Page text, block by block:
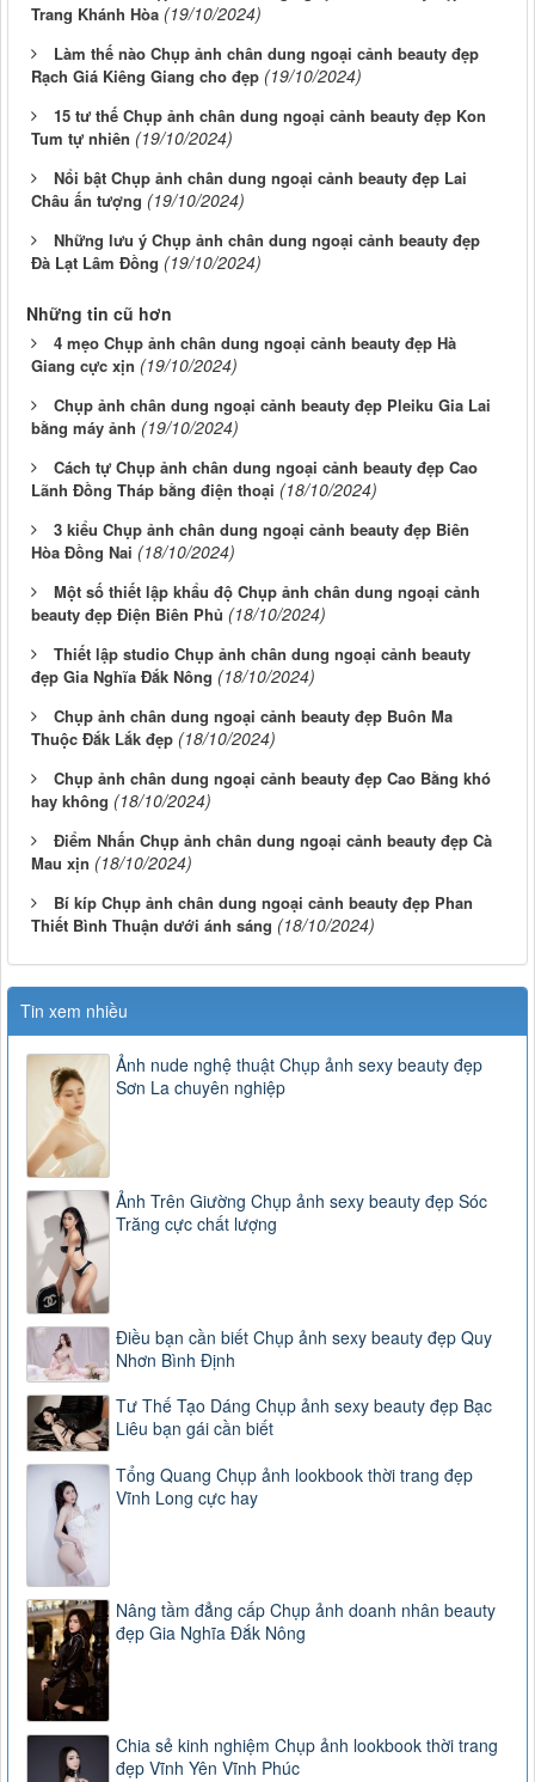
Trang Khánh Hòa (19/10/2024)
Làm thế nào Chụp ảnh chân dung ngoại cảnh beauty đẹp
Rạch Giá Kiêng Giang cho đẹp (19/10/2024)
15 tư thế Chụp ảnh chân dung ngoại cảnh beauty đẹp Kon
Tum tự nhiên (19/10/2024)
Nổi bật Chụp ảnh chân dung ngoại cảnh beauty đẹp Lai
Châu ấn tượng (19/10/2024)
Những lưu ý Chụp ảnh chân dung ngoại cảnh beauty đẹp
Đà Lạt Lâm Đồng (19/10/2024)
Những tin cũ hơn
4 mẹo Chụp ảnh chân dung ngoại cảnh beauty đẹp Hà
Giang cực xịn (19/10/2024)
Chụp ảnh chân dung ngoại cảnh beauty đẹp Pleiku Gia Lai
bằng máy ảnh (19/10/2024)
Cách tự Chụp ảnh chân dung ngoại cảnh beauty đẹp Cao
Lãnh Đồng Tháp bằng điện thoại (18/10/2024)
3 kiểu Chụp ảnh chân dung ngoại cảnh beauty đẹp Biên
Hòa Đồng Nai (18/10/2024)
Một số thiết lập khẩu độ Chụp ảnh chân dung ngoại cảnh
beauty đẹp Điện Biên Phủ (18/10/2024)
Thiết lập studio Chụp ảnh chân dung ngoại cảnh beauty
đẹp Gia Nghĩa Đắk Nông (18/10/2024)
Chụp ảnh chân dung ngoại cảnh beauty đẹp Buôn Ma
Thuộc Đắk Lắk đẹp (18/10/2024)
Chụp ảnh chân dung ngoại cảnh beauty đẹp Cao Bằng khó
hay không (18/10/2024)
Điểm Nhấn Chụp ảnh chân dung ngoại cảnh beauty đẹp Cà
Mau xịn (18/10/2024)
Bí kíp Chụp ảnh chân dung ngoại cảnh beauty đẹp Phan
Thiết Bình Thuận dưới ánh sáng (18/10/2024)
Tin xem nhiều
Ảnh nude nghệ thuật Chụp ảnh sexy beauty đẹp
Sơn La chuyên nghiệp
Ảnh Trên Giường Chụp ảnh sexy beauty đẹp Sóc
Trăng cực chất lượng
Điều bạn cần biết Chụp ảnh sexy beauty đẹp Quy
Nhơn Bình Định
Tư Thế Tạo Dáng Chụp ảnh sexy beauty đẹp Bạc
Liêu bạn gái cần biết
Tổng Quang Chụp ảnh lookbook thời trang đẹp
Vĩnh Long cực hay
Nâng tầm đẳng cấp Chụp ảnh doanh nhân beauty
đẹp Gia Nghĩa Đắk Nông
Chia sẻ kinh nghiệm Chụp ảnh lookbook thời trang
đẹp Vĩnh Yên Vĩnh Phúc